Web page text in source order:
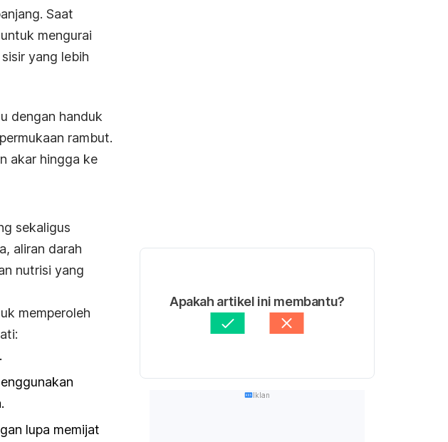
Saat
mengurai
yang lebih
dengan handuk
rambut.
akar hingga ke
sekaligus
aliran darah
nutrisi yang
memperoleh
lupa memijat
Apakah artikel ini membantu?
Iklan